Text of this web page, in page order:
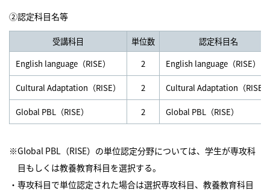
②認定科目名等
受講科目 単位数
認定科目名
English language（RISE）
2 English language（RISE）
Cultural Adaptation（RISE） 2 Cultural Adaptation（RISE）
Global PBL（RISE） 2 Global PBL（RISE）
※Global PBL（RISE）の単位認定分野については、学生が専攻科
目もしくは教養教育科目を選択する。
・専攻科目で単位認定された場合は選択専攻科目、教養教育科目